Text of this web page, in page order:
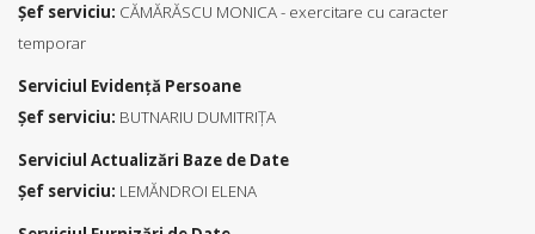
Şef serviciu: CĂMĂRĂSCU MONICA - exercitare cu caracter
temporar
Serviciul Evidenţă Persoane
Şef serviciu: BUTNARIU DUMITRIŢA
Serviciul Actualizări Baze de Date
Şef serviciu: LEMĂNDROI ELENA